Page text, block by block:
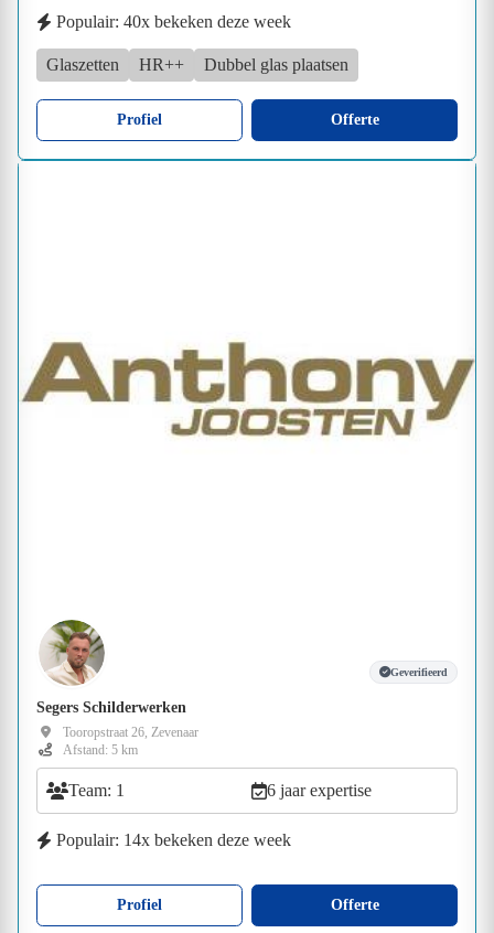
Populair: 40x bekeken deze week
Glaszetten HR++ Dubbel glas plaatsen
Profiel Offerte
Geverifieerd
Segers Schilderwerken
Tooropstraat 26, Zevenaar
Afstand: 5 km
Team: 1 6 jaar expertise
Populair: 14x bekeken deze week
Profiel Offerte